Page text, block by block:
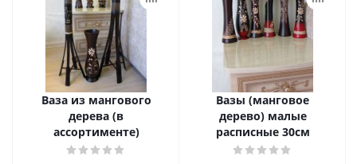
Ваза из мангового
дерева (в
ассортименте)
Вазы (манговое
дерево) малые
расписные 30см